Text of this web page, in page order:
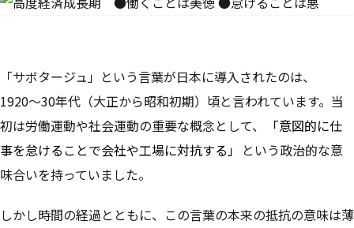
「サボタージュ」という言葉が日本に導入されたのは、
1920〜30年代（大正から昭和初期）頃と言われています。当
初は労働運動や社会運動の重要な概念として、
「意図的に仕
事を怠けることで会社や工場に対抗する」
という政治的な意
味合いを持っていました。
しかし時間の経過とともに、この言葉の本来の抵抗の意味は薄